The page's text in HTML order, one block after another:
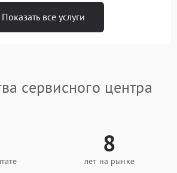
Показать все услуги
сервисного центра
8
лет на рынке